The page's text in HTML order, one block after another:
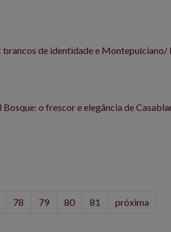
de identidade e Montepulciano/
Bosque: o frescor e elegância de
78 79 80 81 próxima